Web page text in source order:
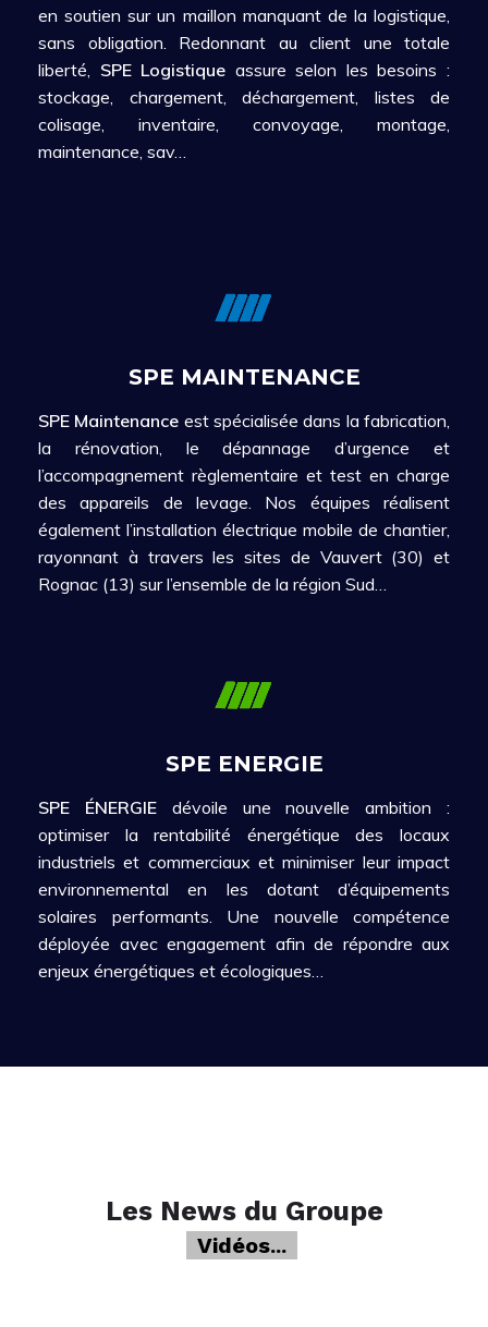
en soutien sur un maillon manquant de la logistique,
sans obligation. Redonnant au client une totale
liberté, SPE Logistique assure selon les besoins :
stockage, chargement, déchargement, listes de
colisage, inventaire, convoyage, montage,
maintenance, sav…
SPE MAINTENANCE
SPE Maintenance est spécialisée dans la fabrication,
la rénovation, le dépannage d’urgence et
l’accompagnement règlementaire et test en charge
des appareils de levage. Nos équipes réalisent
également l’installation électrique mobile de chantier,
rayonnant à travers les sites de Vauvert (30) et
Rognac (13) sur l’ensemble de la région Sud…
SPE ENERGIE
SPE ÉNERGIEdévoile une nouvelle ambition :
optimiser la rentabilité énergétique des locaux
industriels et commerciaux et minimiser leur impact
environnemental en les dotant d’équipements
solaires
performants. Une nouvelle compétence
déployée avec engagement afin de répondre aux
enjeux énergétiques et écologiques…
Les News du Groupe
Der